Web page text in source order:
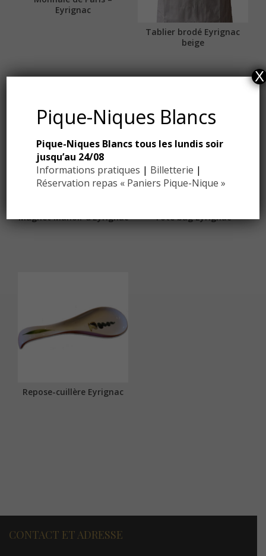
Eyrignac
Tablier brodé Eyrignac
beige
Magnet Manoir d’Eyrignac Tote bag Eyrignac
Repose-cuillère Eyrignac
CONTACT ET ADRESSE
Pique-Niques Blancs
Pique-Niques Blancs tous les lundis soir
jusqu’au 24/08
Informations pratiques | Billetterie |
Réservation repas « Paniers Pique-Nique »
X